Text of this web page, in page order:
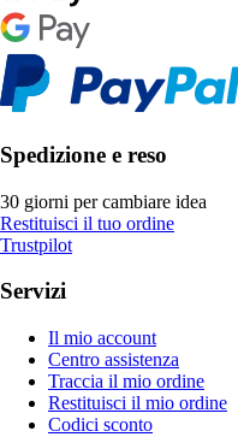
Spedizione e reso
30 giorni per cambiare idea
Restituisci il tuo ordine
Trustpilot
Servizi
Il mio account
Centro assistenza
Traccia il mio ordine
Restituisci il mio ordine
Codici sconto